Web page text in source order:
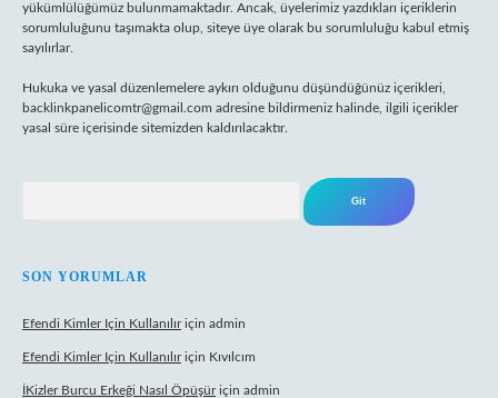
yükümlülüğümüz bulunmamaktadır. Ancak, üyelerimiz yazdıkları içeriklerin
sorumluluğunu taşımakta olup, siteye üye olarak bu sorumluluğu kabul etmiş
sayılırlar.
Hukuka ve yasal düzenlemelere aykırı olduğunu düşündüğünüz içerikleri,
backlinkpanelicomtr@gmail.com adresine bildirmeniz halinde, ilgili içerikler
yasal süre içerisinde sitemizden kaldırılacaktır.
SON YORUMLAR
Efendi Kimler Için Kullanılıriçin admin
Efendi Kimler Için Kullanılıriçin Kıvılcım
İKizler Burcu Erkeği Nasıl Öpüşüriçin admin